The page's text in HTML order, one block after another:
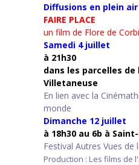
Diffusions en plein air
FAIRE PLACE
un film de Flore de
Samedi 4 juillet
à 21h30
dans les parcelles de
Villetaneuse
En lien avec la
monde
Dimanche 12 juillet
à 18h30 au 6b à
Festival Autres Vues de
Production : Les films de